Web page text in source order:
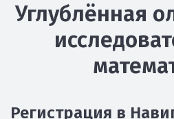
Углублённая
Регистрация в